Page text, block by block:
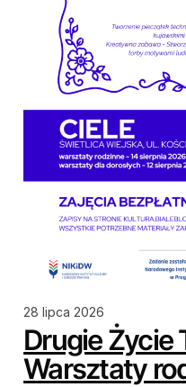
28 lipca 2026
Drugie Życie
Warsztaty